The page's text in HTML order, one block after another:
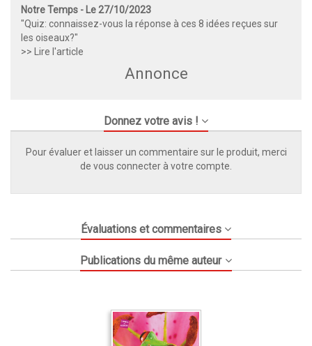
Notre Temps - Le 27/10/2023
"Quiz: connaissez-vous la réponse à ces 8 idées reçues sur
les oiseaux?"
>> Lire l'article
Annonce
Donnez votre avis !
Pour évaluer et laisser un commentaire sur le produit, merci
de vous connecter à votre compte.
Évaluations et commentaires
Publications du même auteur